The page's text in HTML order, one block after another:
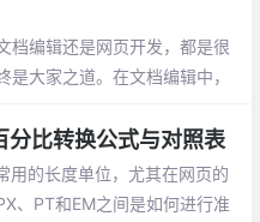
档编辑还是网页开发，都是很
大家之道。在文档编辑中，
倍行距中的1.25倍行距。
比转换公式与对照表
用的长度单位，尤其在网页的
、PT和EM之间是如何进行准